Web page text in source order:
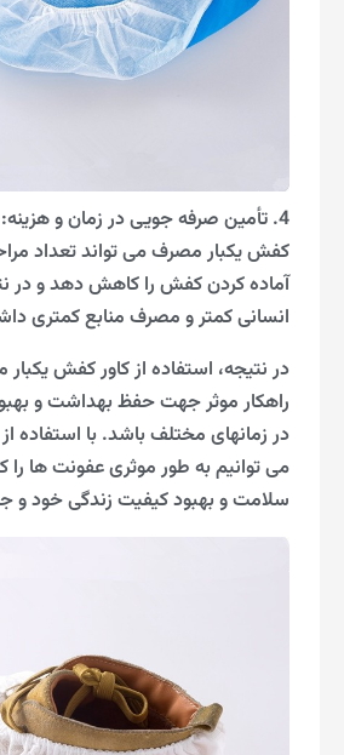
4. تأمین صرفه جویی در زمان و هزینه:
کفش یکبار مصرف می تواند تعداد
آماده کردن کفش را کاهش دهد و در
انسانی کمتر و مصرف منابع کمتری
در نتیجه، استفاده از کاور کفش
راهکار موثر جهت حفظ بهداشت و
در زمانهای مختلف باشد. با استفاده
می توانیم به طور موثری عفونت ها
سلامت و بهبود کیفیت زندگی خود و